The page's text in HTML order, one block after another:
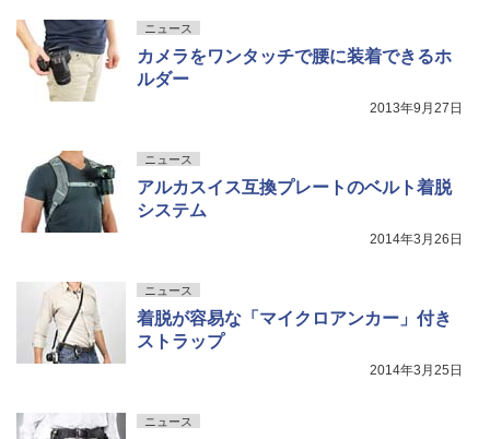
ニュース
カメラをワンタッチで腰に装着できるホ
ルダー
2013年9月27日
ニュース
アルカスイス互換プレートのベルト着脱
システム
2014年3月26日
ニュース
着脱が容易な「マイクロアンカー」付き
ストラップ
2014年3月25日
ニュース